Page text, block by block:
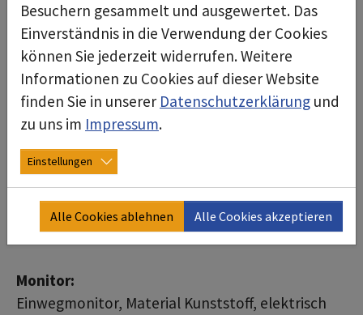
Monitor:
Einwegmonitor, Material Kunststoff, elektrisch
Besuchern gesammelt und ausgewertet. Das
Einverständnis in die Verwendung der Cookies
können Sie jederzeit widerrufen. Weitere
Informationen zu Cookies auf dieser Website
finden Sie in unserer Datenschutzerklärung und
zu uns im Impressum.
Einstellungen
Alle Cookies ablehnen Alle Cookies akzeptieren